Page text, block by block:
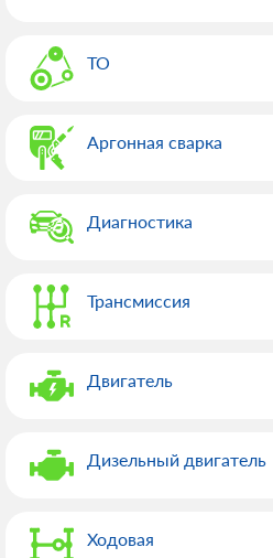
ТО
Аргонная сварка
Диагностика
Трансмиссия
Двигатель
Дизельный двигатель
Ходовая